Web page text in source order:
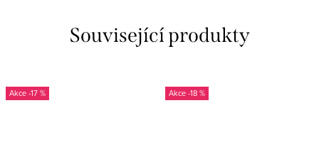
Související produkty
-17 % -18 %